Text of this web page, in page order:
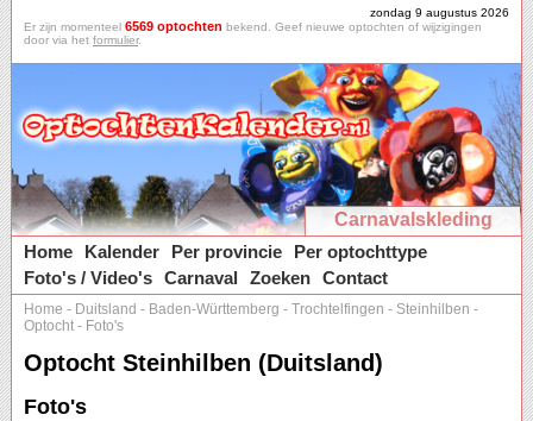
zondag 9 augustus 2026
Er zijn momenteel 6569 optochten bekend. Geef nieuwe optochten of wijzigingen
door via het formulier.
Carnavalskleding
Home
Kalender Per provincie
Per optochttype
Foto's / Video's Carnaval Zoeken Contact
Home - Duitsland - Baden-Württemberg - Trochtelfingen - Steinhilben -
Optocht - Foto's
Optocht Steinhilben (Duitsland)
Foto's